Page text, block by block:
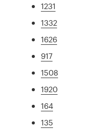
1231
1332
1626
917
1508
1920
164
135